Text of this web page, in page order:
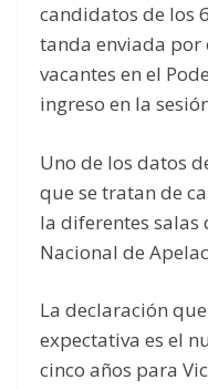
candidatos de los
tanda enviada
vacantes en el
ingreso en la
Uno de los datos
que se tratan de
la diferentes salas
Nacional de
La declaración
expectativa es el
cinco años para